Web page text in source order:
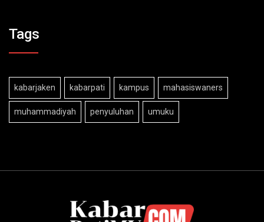
Tags
kabarjaken kabarpati kampus mahasiswaners
muhammadiyah penyuluhan umuku